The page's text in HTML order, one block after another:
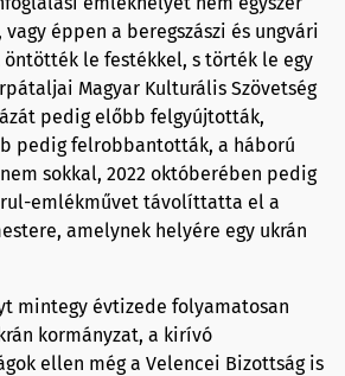
vagy éppen a beregszászi és ungvári
öntötték le festékkel, s törték le egy
Magyar Kulturális Szövetség
pedig előbb felgyújtották,
pedig felrobbantották, a háború
sokkal, 2022 októberében pedig
emlékművet távolíttatta el a
amelynek helyére egy ukrán
mintegy évtizede folyamatosan
kormányzat, a kirívó
ellen még a Velencei Bizottság is